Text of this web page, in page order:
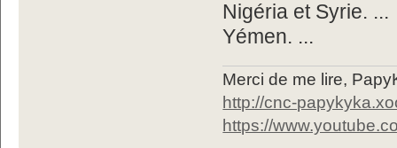
Nigéria et Syrie. ...
Yémen. ...
Merci de me lire,
http://cnc-
https://